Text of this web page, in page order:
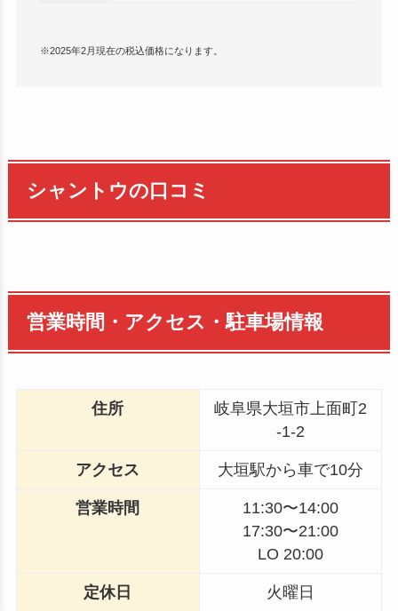
※2025年2月現在の税込価格になります。
シャントウの口コミ
営業時間・アクセス・駐車場情報
住所
岐阜県大垣市上面町2
-1-2
アクセス 大垣駅から車で10分
営業時間
11:30〜14:00
17:30〜21:00
LO 20:00
定休日 火曜日